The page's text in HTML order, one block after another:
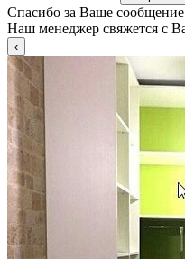
Спасибо за Ваше
Наш менеджер свяжется с